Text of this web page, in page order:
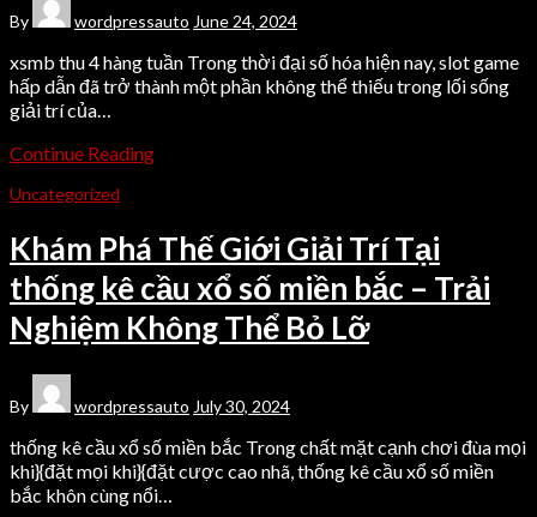
By wordpressauto June 24, 2024
xsmb thu 4 hàng tuần Trong thời đại số hóa hiện nay, slot game
hấp dẫn đã trở thành một phần không thể thiếu trong lối sống
giải trí của…
Continue Reading
Uncategorized
Khám Phá Thế Giới Giải Trí Tại
thống kê cầu xổ số miền bắc – Trải
Nghiệm Không Thể Bỏ Lỡ
By wordpressauto July 30, 2024
thống kê cầu xổ số miền bắc Trong chất mặt cạnh chơi đùa mọi
khi}{đặt mọi khi}{đặt cược cao nhã, thống kê cầu xổ số miền
bắc khôn cùng nổi…